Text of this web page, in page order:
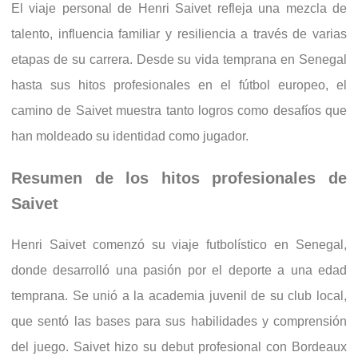
El viaje personal de Henri Saivet refleja una mezcla de
talento, influencia familiar y resiliencia a través de varias
etapas de su carrera. Desde su vida temprana en Senegal
hasta sus hitos profesionales en el fútbol europeo, el
camino de Saivet muestra tanto logros como desafíos que
han moldeado su identidad como jugador.
Resumen de los hitos profesionales de
Saivet
Henri Saivet comenzó su viaje futbolístico en Senegal,
donde desarrolló una pasión por el deporte a una edad
temprana. Se unió a la academia juvenil de su club local,
que sentó las bases para sus habilidades y comprensión
del juego. Saivet hizo su debut profesional con Bordeaux